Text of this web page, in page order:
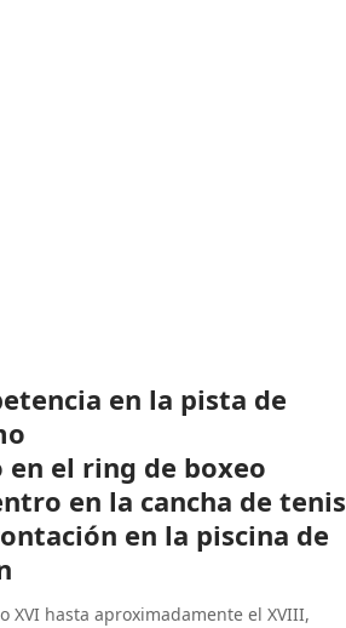
en la pista de
en el ring de boxeo
en la cancha de tenis
en la piscina de
XVI hasta aproximadamente el XVIII,